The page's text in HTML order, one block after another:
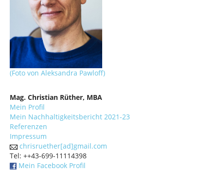
(Foto von Aleksandra Pawloff)
Mag. Christian Rüther, MBA
Mein Profil
Mein Nachhaltigkeitsbericht 2021-23
Referenzen
Impressum
chrisruether[ad]gmail.com
Tel: ++43-699-11114398
Mein Facebook Profil